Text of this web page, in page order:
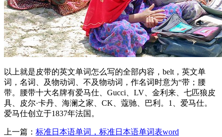
以上就是皮带的英文单词怎么写的全部内容，belt，英文单
词，名词、及物动词、不及物动词，作名词时意为“带；腰
带。腰带十大名牌有爱马仕、Gucci、LV、金利来、七匹狼皮
具、皮尔·卡丹、海澜之家、CK、蔻驰、巴利。1、爱马仕。
爱马仕创立于1837年法国。
上一篇： 标准日本语单词，标准日本语单词表word